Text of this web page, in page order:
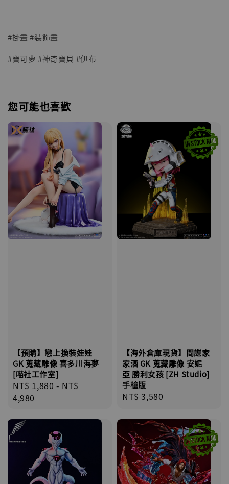
#掛畫 #裝飾畫
#寶可夢 #神奇寶貝 #伊布
您可能也喜歡
【預購】戀上換裝娃娃
GK 蒐藏雕像 喜多川海夢
[喵社工作室]
Regular
price
NT$ 1,880 - NT$
4,980
【海外倉庫現貨】間諜家
家酒 GK 蒐藏雕像 安妮
亞 勝利女孩 [ZH Studio]
手槍版
Regular
NT$ 3,580